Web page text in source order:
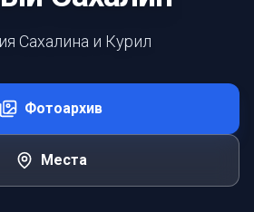
Сахалина и Курил
Фотоархив
Места